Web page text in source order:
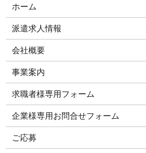
ホーム
派遣求人情報
会社概要
事業案内
求職者様専用フォーム
企業様専用お問合せフォーム
ご応募